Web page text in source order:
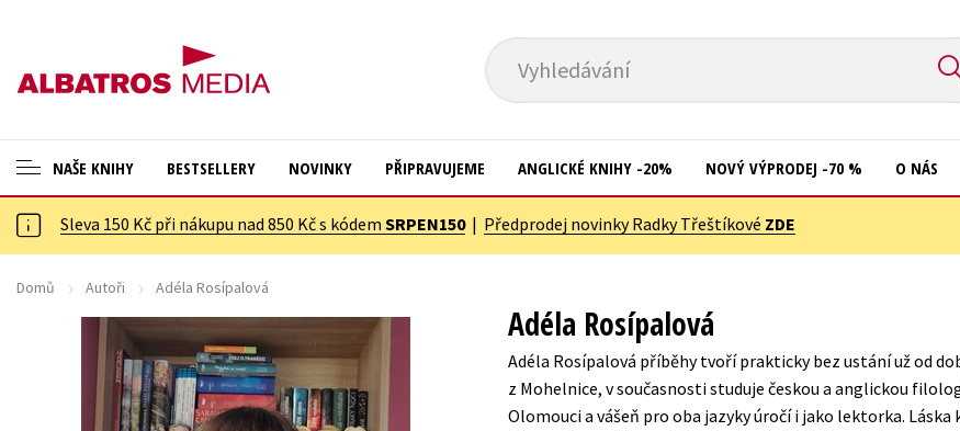
Vyhledávání
NAŠE KNIHY
ANGLICKÉ KNIHY -20 %
NOVÝ VÝPRODEJ -70 %
KNIHY S DÁRKEM
ASTERIX S DÁRKEM
🎁DÁRKOVÉ PUBLIKACE
Cestování
Dárkové zboží
Digitální fotografie
Esoterika a duchovní svět
New Adult
Ostatní
Počítače
Učebnice
Umění a kultura
BESTSELLERY NOVINKY PŘIPRAVUJEME ANGLICKÉ KNIHY -20% NOVÝ VÝPRODEJ -70 % O NÁS
Sleva 150 Kč při nákupu nad 850 Kč s kódem SRPEN150| Předprodej novinky Radky Třeštíkové ZDE
Domů Autoři Adéla Rosípalová
Adéla Rosípalová
Adéla Rosípalová příběhy tvoří prakticky bez ustání už od
z Mohelnice, v současnosti studuje českou a anglickou
Olomouci a vášeň pro oba jazyky úročí i jako lektorka.